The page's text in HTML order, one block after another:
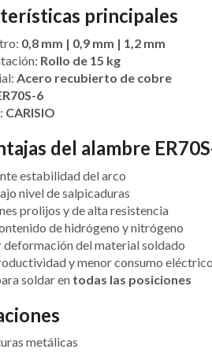
principales
0,8 mm | 0,9 mm | 1,2 mm
Rollo de 15 kg
Acero recubierto de cobre
6
CARISIO
del alambre
estabilidad del arco
nivel de salpicaduras
prolijos y de alta resistencia
de hidrógeno y nitrógeno
deformación del material soldado
y menor consumo
soldar en todas las posiciones
metálicas